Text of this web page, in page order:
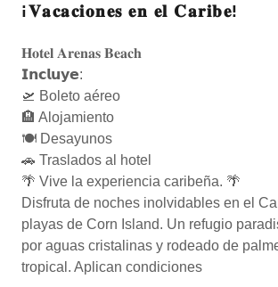
¡𝐕𝐚𝐜𝐚𝐜𝐢𝐨𝐧𝐞𝐬 𝐞𝐧 𝐞𝐥 𝐂𝐚𝐫𝐢𝐛𝐞!
𝐇𝐨𝐭𝐞𝐥 𝐀𝐫𝐞𝐧𝐚𝐬 𝐁𝐞𝐚𝐜𝐡
𝗜𝗻𝗰𝗹𝘂𝘆𝗲:
🛫 Boleto aéreo
🏨 Alojamiento
🍽 Desayunos
🚗 Traslados al hotel
🌴 Vive la experiencia caribeña. 🌴
Disfruta de noches inolvidables en el
playas de Corn Island. Un refugio
por aguas cristalinas y rodeado de
tropical. Aplican condiciones